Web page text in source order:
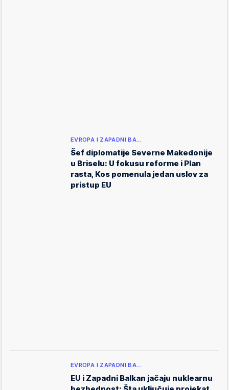
EVROPA I ZAPADNI BA…
Šef diplomatije Severne Makedonije
u Briselu: U fokusu reforme i Plan
rasta, Kos pomenula jedan uslov za
pristup EU
EVROPA I ZAPADNI BA…
EU i Zapadni Balkan jačaju nuklearnu